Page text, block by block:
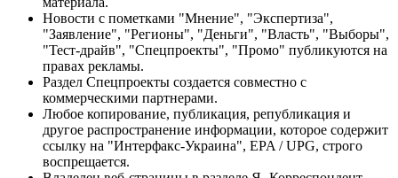
Новости с пометками "Мнение", "Экспертиза",
"Заявление", "Регионы", "Деньги", "Власть", "Выборы",
"Тест-драйв", "Спецпроекты", "Промо" публикуются на
правах рекламы.
Раздел Спецпроекты создается совместно с
коммерческими партнерами.
Любое копирование, публикация, републикация и
другое распространение информации, которое содержит
ссылку на "Интерфакс-Украина", EPA / UPG, строго
воспрещается.